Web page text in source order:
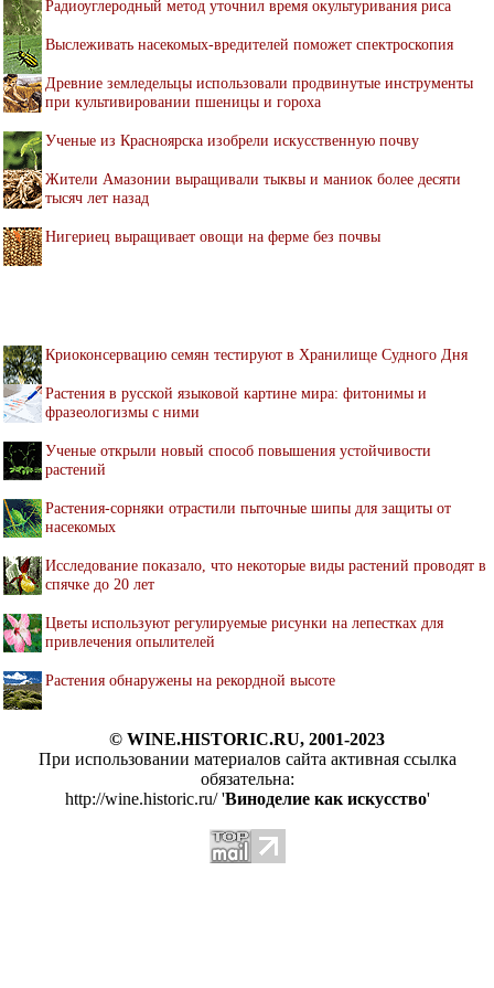
Радиоуглеродный метод уточнил время окультуривания риса
Выслеживать насекомых-вредителей поможет спектроскопия
Древние земледельцы использовали продвинутые инструменты
при культивировании пшеницы и гороха
Ученые из Красноярска изобрели искусственную почву
Жители Амазонии выращивали тыквы и маниок более десяти
тысяч лет назад
Нигериец выращивает овощи на ферме без почвы
Криоконсервацию семян тестируют в Хранилище Судного Дня
Растения в русской языковой картине мира: фитонимы и
фразеологизмы с ними
Ученые открыли новый способ повышения устойчивости
растений
Растения-сорняки отрастили пыточные шипы для защиты от
насекомых
Исследование показало, что некоторые виды растений проводят в
спячке до 20 лет
Цветы используют регулируемые рисунки на лепестках для
привлечения опылителей
Растения обнаружены на рекордной высоте
© WINE.HISTORIC.RU, 2001-2023
При использовании материалов сайта активная ссылка
обязательна:
http://wine.historic.ru/ 'Виноделие как искусство'